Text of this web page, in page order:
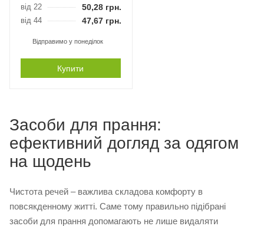
від 22 50,28 грн.
від 44 47,67 грн.
Відправимо у понеділок
Купити
Засоби для прання:
ефективний догляд за одягом
на щодень
Чистота речей – важлива складова комфорту в
повсякденному житті. Саме тому правильно підібрані
засоби для прання допомагають не лише видаляти